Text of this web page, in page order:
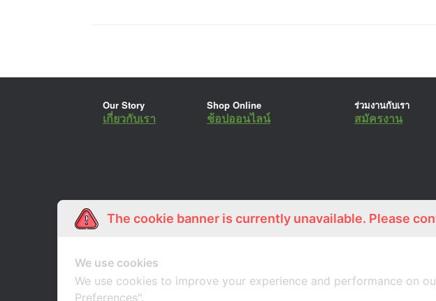
Our Story
เกี่ยวกับเรา
Shop Online
ช้อปออนไลน์
ร่วมงานกับเรา
สมัครงาน
The cookie banner is currently unavailable. Please
We use cookies
We use cookies to improve your experience and performance on
Preferences".